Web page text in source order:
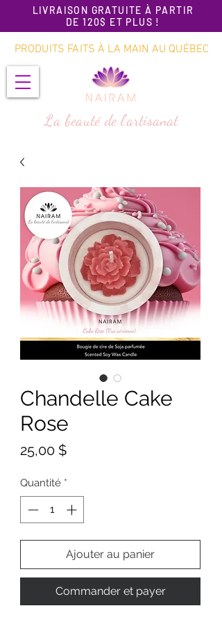
LIVRAISON GRATUITE À PARTIR
DE 120$ ET PLUS !
La beauté de l'artisanat
PRODUITS FAITS À LA MAIN AU QUÉBEC
Chandelle Cake
Rose
25,00 $Prix
Quantité *
Ajouter au panier
Commander et payer